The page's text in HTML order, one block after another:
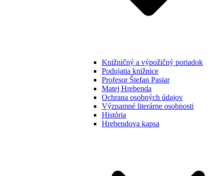
Knižničný a výpožičný poriadok
Podujatia knižnice
Profesor Štefan Pasiar
Matej Hrebenda
Ochrana osobných údajov
Významné literárne osobnosti
História
Hrebendova kapsa